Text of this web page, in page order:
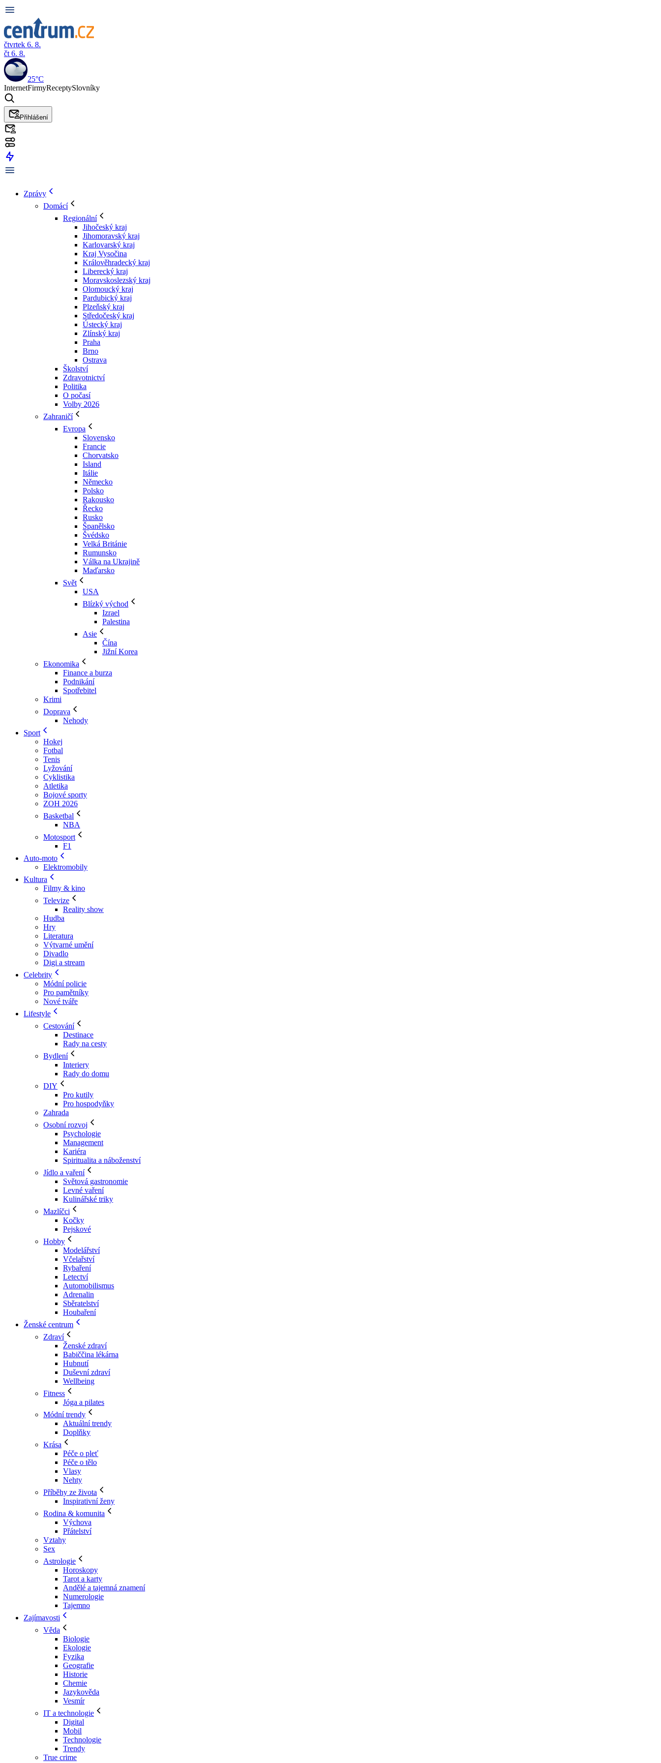
čtvrtek 6. 8.
čt 6. 8.
25°C
InternetFirmyReceptySlovníky
Přihlášení
Zprávy
Domácí
Regionální
Jihočeský kraj
Jihomoravský kraj
Karlovarský kraj
Kraj Vysočina
Králověhradecký kraj
Liberecký kraj
Moravskoslezský kraj
Olomoucký kraj
Pardubický kraj
Plzeňský kraj
Středočeský kraj
Ústecký kraj
Zlínský kraj
Praha
Brno
Ostrava
Školství
Zdravotnictví
Politika
O počasí
Volby 2026
Zahraničí
Evropa
Slovensko
Francie
Chorvatsko
Island
Itálie
Německo
Polsko
Rakousko
Řecko
Rusko
Španělsko
Švédsko
Velká Británie
Rumunsko
Válka na Ukrajině
Maďarsko
Svět
USA
Blízký východ
Izrael
Palestina
Asie
Čína
Jižní Korea
Ekonomika
Finance a burza
Podnikání
Spotřebitel
Krimi
Doprava
Nehody
Sport
Hokej
Fotbal
Tenis
Lyžování
Cyklistika
Atletika
Bojové sporty
ZOH 2026
Basketbal
NBA
Motosport
F1
Auto-moto
Elektromobily
Kultura
Filmy & kino
Televize
Reality show
Hudba
Hry
Literatura
Výtvarné umění
Divadlo
Digi a stream
Celebrity
Módní policie
Pro pamětníky
Nové tváře
Lifestyle
Cestování
Destinace
Rady na cesty
Bydlení
Interiery
Rady do domu
DIY
Pro kutily
Pro hospodyňky
Zahrada
Osobní rozvoj
Psychologie
Management
Kariéra
Spiritualita a náboženství
Jídlo a vaření
Světová gastronomie
Levné vaření
Kulinářské triky
Mazlíčci
Kočky
Pejskové
Hobby
Modelářství
Včelařství
Rybaření
Letectví
Automobilismus
Adrenalin
Sběratelství
Houbaření
Ženské centrum
Zdraví
Ženské zdraví
Babiččina lékárna
Hubnutí
Duševní zdraví
Wellbeing
Fitness
Jóga a pilates
Módní trendy
Aktuální trendy
Doplňky
Krása
Péče o pleť
Péče o tělo
Vlasy
Nehty
Příběhy ze života
Inspirativní ženy
Rodina & komunita
Výchova
Přátelství
Vztahy
Sex
Astrologie
Horoskopy
Tarot a karty
Andělé a tajemná znamení
Numerologie
Tajemno
Zajímavosti
Věda
Biologie
Ekologie
Fyzika
Geografie
Historie
Chemie
Jazykověda
Vesmír
IT a technologie
Digital
Mobil
Technologie
Trendy
True crime